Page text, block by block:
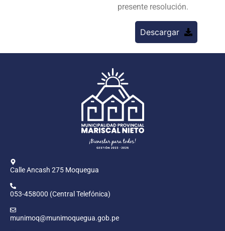
presente resolución.
Descargar
Calle Ancash 275 Moquegua
053-458000 (Central Telefónica)
munimoq@munimoquegua.gob.pe